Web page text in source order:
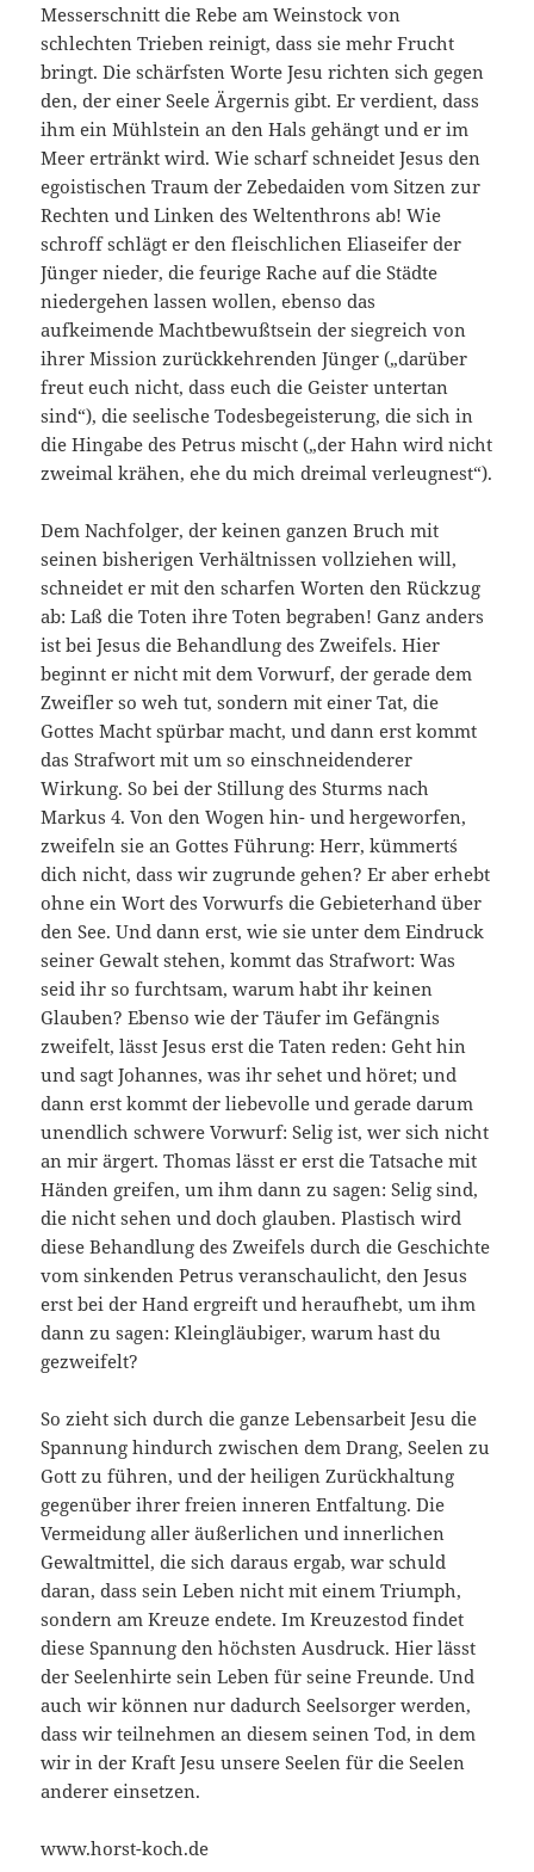
Messerschnitt die Rebe am Weinstock von
schlechten Trieben reinigt, dass sie mehr Frucht
bringt. Die schärfsten Worte Jesu richten sich gegen
den, der einer Seele Ärgernis gibt. Er verdient, dass
ihm ein Mühlstein an den Hals gehängt und er im
Meer ertränkt wird. Wie scharf schneidet Jesus den
egoistischen Traum der Zebedaiden vom Sitzen zur
Rechten und Linken des Weltenthrons ab! Wie
schroff schlägt er den fleischlichen Eliaseifer der
Jünger nieder, die feurige Rache auf die Städte
niedergehen lassen wollen, ebenso das
aufkeimende Machtbewußtsein der siegreich von
ihrer Mission zurückkehrenden Jünger („darüber
freut euch nicht, dass euch die Geister untertan
sind“), die seelische Todesbegeisterung, die sich in
die Hingabe des Petrus mischt („der Hahn wird nicht
zweimal krähen, ehe du mich dreimal verleugnest“).
Dem Nachfolger, der keinen ganzen Bruch mit
seinen bisherigen Verhältnissen vollziehen will,
schneidet er mit den scharfen Worten den Rückzug
ab: Laß die Toten ihre Toten begraben! Ganz anders
ist bei Jesus die Behandlung des Zweifels. Hier
beginnt er nicht mit dem Vorwurf, der gerade dem
Zweifler so weh tut, sondern mit einer Tat, die
Gottes Macht spürbar macht, und dann erst kommt
das Strafwort mit um so einschneidenderer
Wirkung. So bei der Stillung des Sturms nach
Markus 4. Von den Wogen hin- und hergeworfen,
zweifeln sie an Gottes Führung: Herr, kümmert´s
dich nicht, dass wir zugrunde gehen? Er aber erhebt
ohne ein Wort des Vorwurfs die Gebieterhand über
den See. Und dann erst, wie sie unter dem Eindruck
seiner Gewalt stehen, kommt das Strafwort: Was
seid ihr so furchtsam, warum habt ihr keinen
Glauben? Ebenso wie der Täufer im Gefängnis
zweifelt, lässt Jesus erst die Taten reden: Geht hin
und sagt Johannes, was ihr sehet und höret; und
dann erst kommt der liebevolle und gerade darum
unendlich schwere Vorwurf: Selig ist, wer sich nicht
an mir ärgert. Thomas lässt er erst die Tatsache mit
Händen greifen, um ihm dann zu sagen: Selig sind,
die nicht sehen und doch glauben. Plastisch wird
diese Behandlung des Zweifels durch die Geschichte
vom sinkenden Petrus veranschaulicht, den Jesus
erst bei der Hand ergreift und heraufhebt, um ihm
dann zu sagen: Kleingläubiger, warum hast du
gezweifelt?
So zieht sich durch die ganze Lebensarbeit Jesu die
Spannung hindurch zwischen dem Drang, Seelen zu
Gott zu führen, und der heiligen Zurückhaltung
gegenüber ihrer freien inneren Entfaltung. Die
Vermeidung aller äußerlichen und innerlichen
Gewaltmittel, die sich daraus ergab, war schuld
daran, dass sein Leben nicht mit einem Triumph,
sondern am Kreuze endete. Im Kreuzestod findet
diese Spannung den höchsten Ausdruck. Hier lässt
der Seelenhirte sein Leben für seine Freunde. Und
auch wir können nur dadurch Seelsorger werden,
dass wir teilnehmen an diesem seinen Tod, in dem
wir in der Kraft Jesu unsere Seelen für die Seelen
anderer einsetzen.
www.horst-koch.de